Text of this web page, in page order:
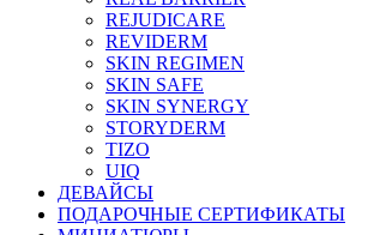
REJUDICARE
REVIDERM
SKIN REGIMEN
SKIN SAFE
SKIN SYNERGY
STORYDERM
TIZO
UIQ
ДЕВАЙСЫ
ПОДАРОЧНЫЕ СЕРТИФИКАТЫ